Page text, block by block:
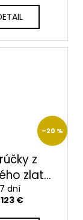
–20 %
z
zlata
RX
7 dní
123 €